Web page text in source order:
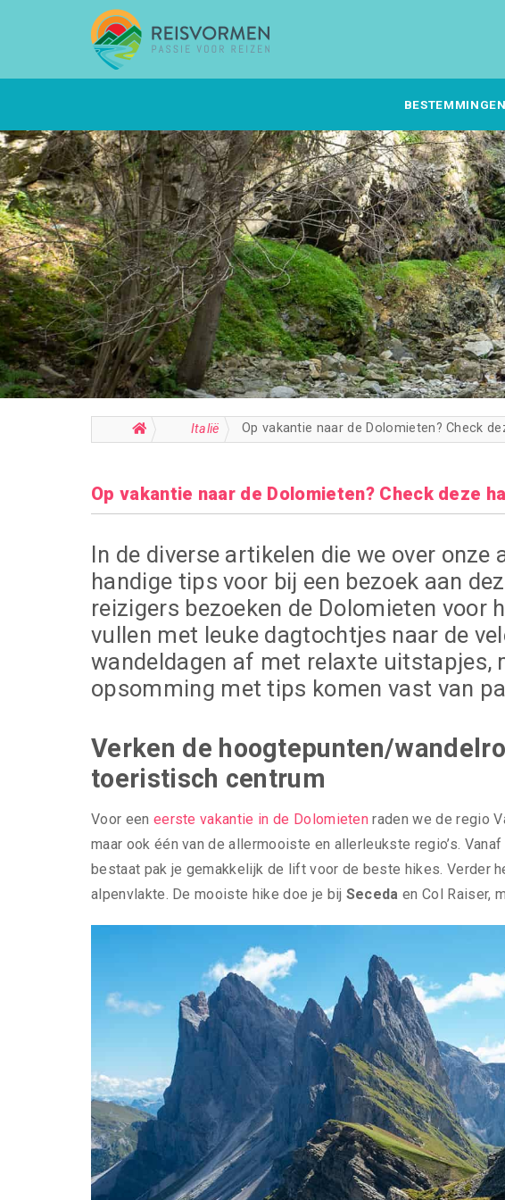
BESTEMMINGEN
Italië Op vakantie naar de Dolomieten? Check
Op vakantie naar de Dolomieten? Check deze
In de diverse artikelen die we over
handige tips voor bij een bezoek aan
reizigers bezoeken de Dolomieten voor
vullen met leuke dagtochtjes naar de
wandeldagen af met relaxte uitstapjes,
opsomming met tips komen vast van
Verken de hoogtepunten/
toeristisch centrum
Voor een eerste vakantie in de Dolomieten raden we de regio
maar ook één van de allermooiste en allerleukste regio’s.
bestaat pak je gemakkelijk de lift voor de beste hikes. Verder
alpenvlakte. De mooiste hike doe je bij Seceda en Col Raiser,